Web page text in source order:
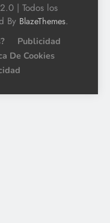
| Todos los
By BlazeThemes.
Publicidad
De Cookies